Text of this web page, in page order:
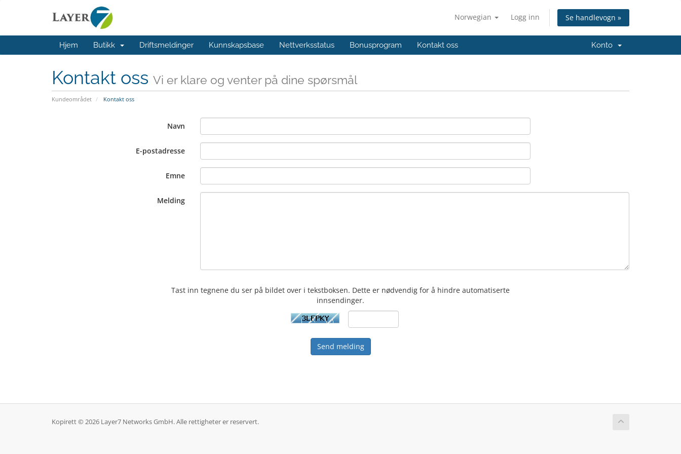
Norwegian Logg inn Se handlevogn »
Hjem Butikk Driftsmeldinger Kunnskapsbase Nettverksstatus Bonusprogram Kontakt oss Konto
Kontakt oss Vi er klare og venter på dine spørsmål
Kundeområdet Kontakt oss
Navn
E-postadresse
Emne
Melding
Tast inn tegnene du ser på bildet over i tekstboksen. Dette er nødvendig for å hindre automatiserte
innsendinger.
Send melding
Kopirett © 2026 Layer7 Networks GmbH. Alle rettigheter er reservert.